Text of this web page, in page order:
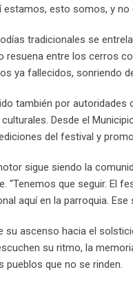
estamos, esto somos, y
tradicionales se
resuena entre los cerros
ya fallecidos, sonriendo
también por
Desde el
del festival y
sigue siendo la
“Tenemos que seguir. El
aquí en la parroquia.
su ascenso hacia el
su ritmo, la
que no se rinden.